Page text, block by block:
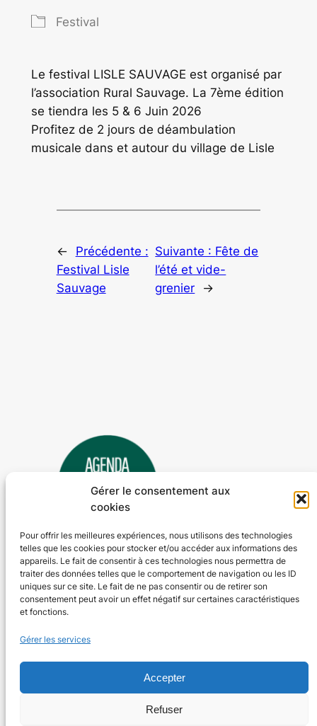
Gérer le consentement aux
cookies
Pour offrir les meilleures expériences, nous utilisons des technologies
telles que les cookies pour stocker et/ou accéder aux informations des
appareils. Le fait de consentir à ces technologies nous permettra de
traiter des données telles que le comportement de navigation ou les ID
uniques sur ce site. Le fait de ne pas consentir ou de retirer son
consentement peut avoir un effet négatif sur certaines caractéristiques
et fonctions.
Gérer les services
Accepter
Refuser
Festival
Le festival LISLE SAUVAGE est organisé par
l’association Rural Sauvage. La 7ème édition
se tiendra les 5 & 6 Juin 2026
Profitez de 2 jours de déambulation
musicale dans et autour du village de Lisle
←
Précédente :
Festival Lisle
Sauvage
Suivante : Fête de
l’été et vide-
grenier
→
Agenda 24
L'agenda des manifestations et activités en Dordogne
Tous les événements
Plus d’activités
S’abonner par mail
Nos valeurs
Mentions légales